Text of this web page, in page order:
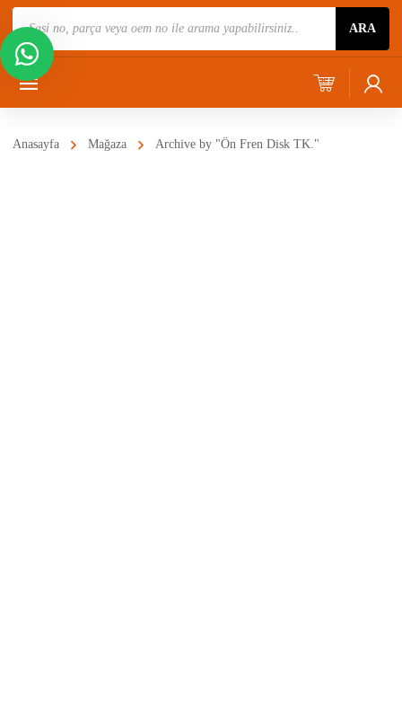
Ara
ARA
Anasayfa Mağaza Archive by "Ön Fren Disk TK."